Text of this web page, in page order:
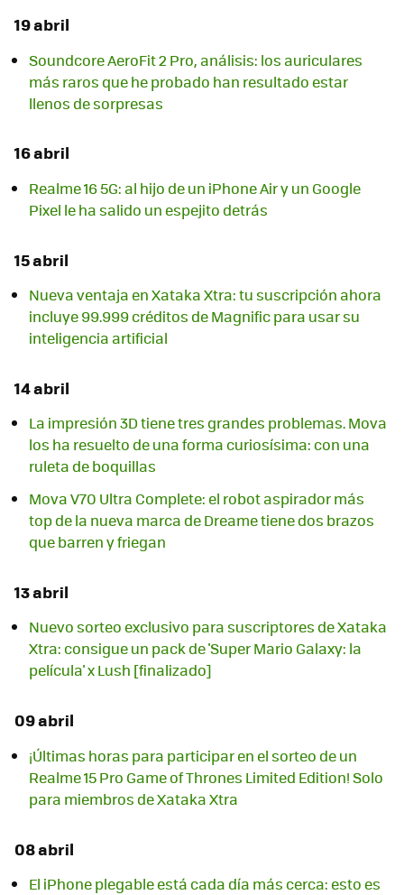
19 abril
Soundcore AeroFit 2 Pro, análisis: los auriculares
más raros que he probado han resultado estar
llenos de sorpresas
16 abril
Realme 16 5G: al hijo de un iPhone Air y un Google
Pixel le ha salido un espejito detrás
15 abril
Nueva ventaja en Xataka Xtra: tu suscripción ahora
incluye 99.999 créditos de Magnific para usar su
inteligencia artificial
14 abril
La impresión 3D tiene tres grandes problemas. Mova
los ha resuelto de una forma curiosísima: con una
ruleta de boquillas
Mova V70 Ultra Complete: el robot aspirador más
top de la nueva marca de Dreame tiene dos brazos
que barren y friegan
13 abril
Nuevo sorteo exclusivo para suscriptores de Xataka
Xtra: consigue un pack de 'Super Mario Galaxy: la
película' x Lush [finalizado]
09 abril
¡Últimas horas para participar en el sorteo de un
Realme 15 Pro Game of Thrones Limited Edition! Solo
para miembros de Xataka Xtra
08 abril
El iPhone plegable está cada día más cerca: esto es